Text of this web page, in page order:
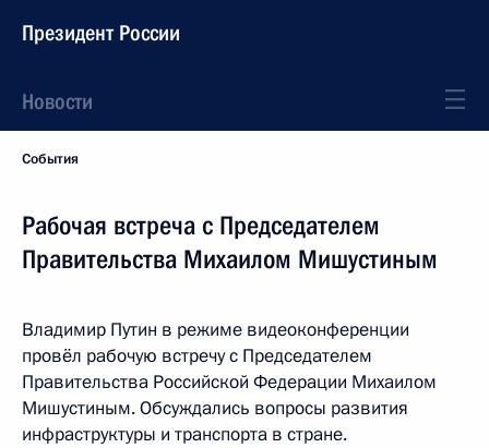
Президент России
Новости
События
Рабочая встреча с Председателем
Правительства Михаилом Мишустиным
Владимир Путин в режиме видеоконференции
провёл рабочую встречу с Председателем
Правительства Российской Федерации Михаилом
Мишустиным. Обсуждались вопросы развития
инфраструктуры и транспорта в стране.